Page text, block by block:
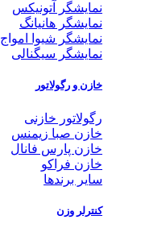
نمایشگر آتونیکس
نمایشگر هانیانگ
نمایشگر شیوا امواج
نمایشگر سیگنالی
خازن و رگولاتور
رگولاتور خازنی
خازن صبا زیمنس
خازن پارس فانال
خازن فراکو
سایر برندها
کنترلر وزن